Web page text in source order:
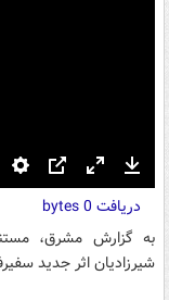
Settings
PIP Enter
fullscreen
دریافت 0 bytes
به گزارش مشرق،
شیرزادیان اثر جدید